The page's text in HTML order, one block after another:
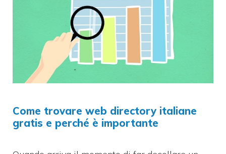
Come trovare web directory italiane
gratis e perché è importante